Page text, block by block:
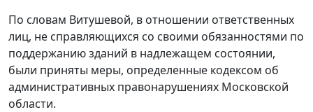
По словам Витушевой, в отношении ответственных
лиц, не справляющихся со своими обязанностями по
поддержанию зданий в надлежащем состоянии,
были приняты меры, определенные кодексом об
административных правонарушениях Московской
области.